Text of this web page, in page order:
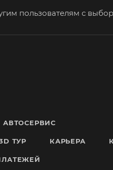
пользователям с
АВТОСЕРВИС
ТУР КАРЬЕРА